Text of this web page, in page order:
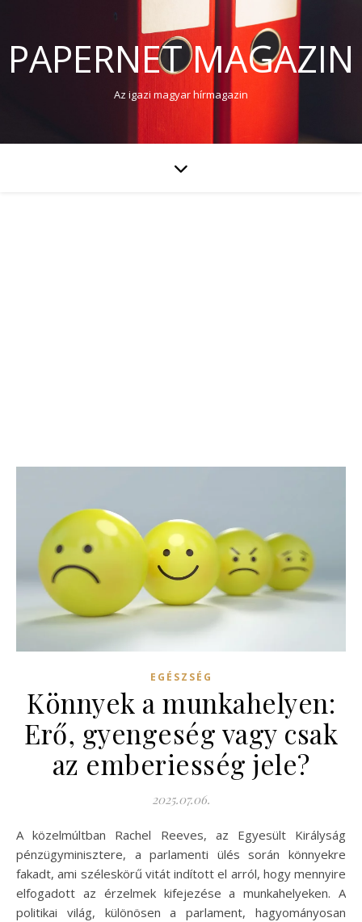
PAPERNET MAGAZIN
Az igazi magyar hírmagazin
EGÉSZSÉG
Könnyek a munkahelyen:
Erő, gyengeség vagy csak
az emberiesség jele?
2025.07.06.
A közelmúltban Rachel Reeves, az Egyesült Királyság
pénzügyminisztere, a parlamenti ülés során könnyekre
fakadt, ami széleskörű vitát indított el arról, hogy mennyire
elfogadott az érzelmek kifejezése a munkahelyeken. A
politikai világ, különösen a parlament, hagyományosan